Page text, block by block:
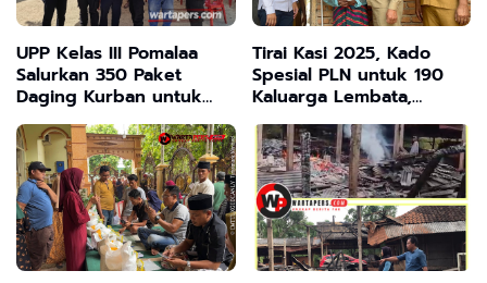
UPP Kelas III Pomalaa
Salurkan 350 Paket
Daging Kurban untuk
Warga dan Mitra
Pelabuhan
Tirai Kasi 2025, Kado
Spesial PLN untuk 190
Kaluarga Lembata,
Wabup Nasir Hadirkan
Cahaya di Rumah Ibu
Maria